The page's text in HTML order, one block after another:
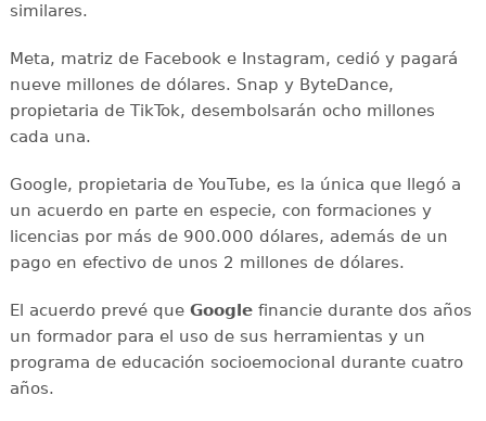
similares.
Meta, matriz de Facebook e Instagram, cedió y pagará
nueve millones de dólares. Snap y ByteDance,
propietaria de TikTok, desembolsarán ocho millones
cada una.
Google, propietaria de YouTube, es la única que llegó a
un acuerdo en parte en especie, con formaciones y
licencias por más de 900.000 dólares, además de un
pago en efectivo de unos 2 millones de dólares.
El acuerdo prevé queGooglefinancie durante dos años
un formador para el uso de sus herramientas y un
programa de educación socioemocional durante cuatro
años.